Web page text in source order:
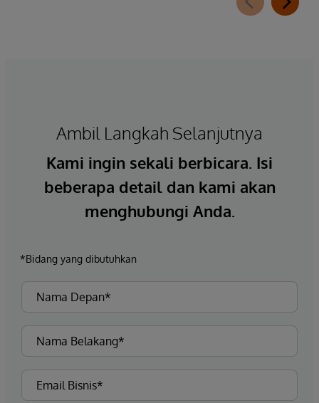
Ambil Langkah Selanjutnya
Kami ingin sekali berbicara. Isi
beberapa detail dan kami akan
menghubungi Anda.
*Bidang yang dibutuhkan